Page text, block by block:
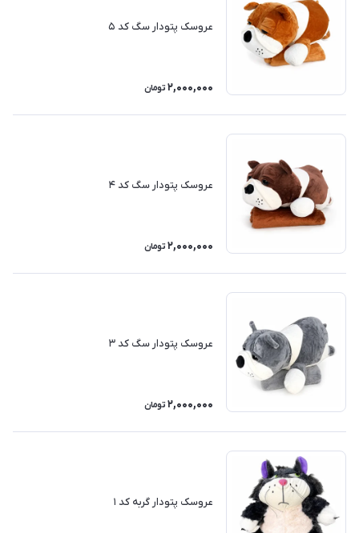
عروسک پتودار سگ کد ۵
2,000,000 تومان
عروسک پتودار سگ کد ۴
2,000,000 تومان
عروسک پتودار سگ کد ۳
2,000,000 تومان
عروسک پتودار گربه کد ۱